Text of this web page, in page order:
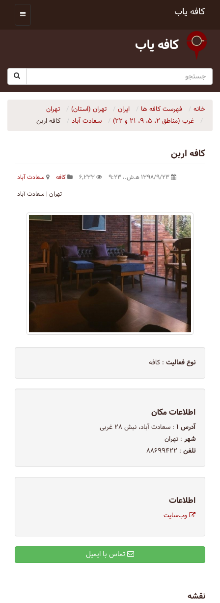
کافه یاب
کافه یاب
خانه فهرست کافه ها ایران تهران (استان)
تهران
غرب (مناطق ۲، ۵، ۹، ۲۱ و ۲۲)
سعادت آباد کافه اربن
کافه اربن
کافه
سعادت آباد
تهران | سعادت آباد
نوع فعالیت : کافه
اطلاعات مکان
آدرس ۱
: سعادت آباد، نبش ٢٨ غربى
شهر : تهران
تلفن : ۸۸۶۹۹۴۲۲
اطلاعات
وب‌سایت
نقشه